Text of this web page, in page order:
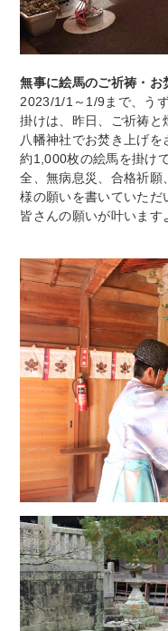
無事に絵馬のご祈祷・お
2023/1/1～1/9まで、う
掛けは、昨日、ご祈祷と
八幡神社でお焚き上げを
約1,000枚の絵馬を掛け
全、無病息災、合格祈願
様の願いを書いていただ
皆さんの願いが叶います